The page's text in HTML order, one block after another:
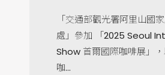
「交通部觀光署阿里山國
處」參加 「2025 Seoul
Show 首爾國際咖啡展」
咖...